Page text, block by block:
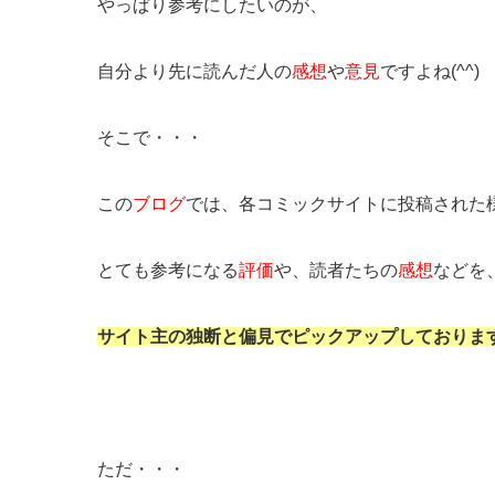
やっぱり参考にしたいのが、
自分より先に読んだ人の感想や意見ですよね(^^)
そこで・・・
このブログでは、各コミックサイトに投稿された
とても参考になる評価や、読者たちの感想などを、
サイト主の独断と偏見でピックアップしておりま
ただ・・・